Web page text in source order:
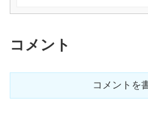
コメント
コメントを